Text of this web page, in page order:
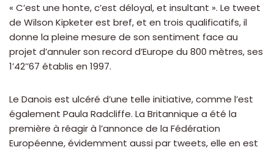
« C’est une honte, c’est déloyal, et insultant ». Le tweet
de Wilson Kipketer est bref, et en trois qualificatifs, il
donne la pleine mesure de son sentiment face au
projet d’annuler son record d’Europe du 800 mètres, ses
1’42’’67 établis en 1997.
Le Danois est ulcéré d’une telle initiative, comme l’est
également Paula Radcliffe. La Britannique a été la
première à réagir à l’annonce de la Fédération
Européenne, évidemment aussi par tweets, elle en est